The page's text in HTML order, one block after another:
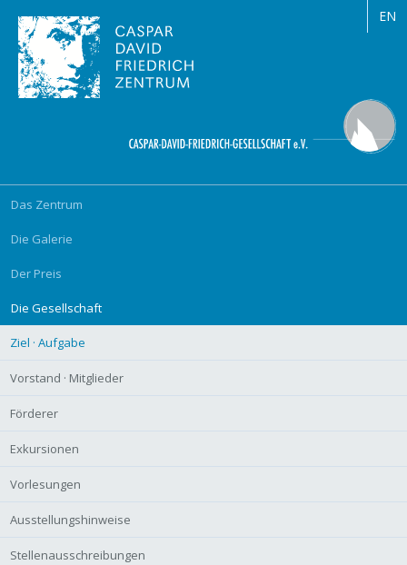
EN
überspringen
Das Zentrum
Die Galerie
Der Preis
Die Gesellschaft
Ziel · Aufgabe
Vorstand · Mitglieder
Förderer
Exkursionen
Vorlesungen
Ausstellungshinweise
Stellenausschreibungen